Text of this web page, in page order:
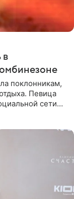
в
поклонникам,
Певица
сети